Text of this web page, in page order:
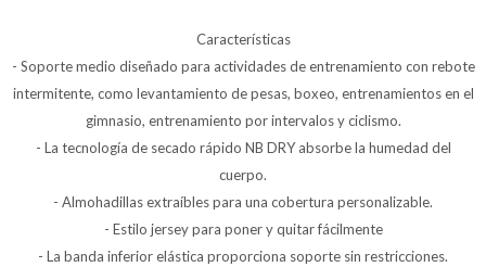
Características
- Soporte medio diseñado para actividades de entrenamiento con rebote
intermitente, como levantamiento de pesas, boxeo, entrenamientos en el
gimnasio, entrenamiento por intervalos y ciclismo.
- La tecnología de secado rápido NB DRY absorbe la humedad del
cuerpo.
- Almohadillas extraíbles para una cobertura personalizable.
- Estilo jersey para poner y quitar fácilmente
- La banda inferior elástica proporciona soporte sin restricciones.